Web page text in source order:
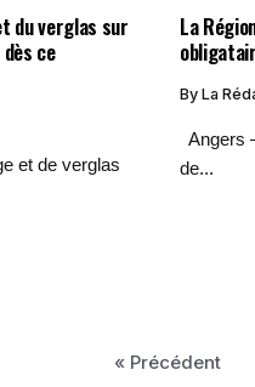
du verglas sur
ce
et de verglas
La
By La
Angers
de...
« Précédent